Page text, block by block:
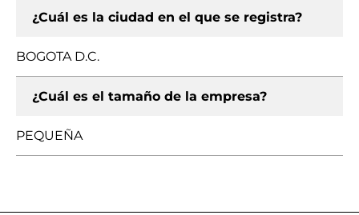
¿Cuál es la ciudad en el que se registra?
BOGOTA D.C.
¿Cuál es el tamaño de la empresa?
PEQUEÑA